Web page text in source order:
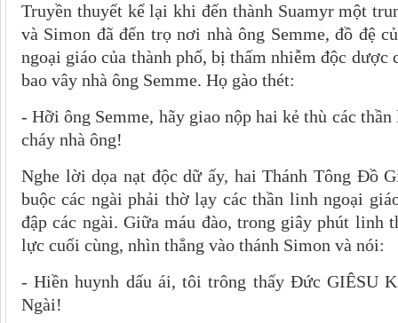
Truyền thuyết kể lại khi đến thành Suamyr một
và Simon đã đến trọ nơi nhà ông Semme, đồ đệ
ngoại giáo của thành phố, bị thấm nhiễm độc dược
bao vây nhà ông Semme. Họ gào thét:
- Hỡi ông Semme, hãy giao nộp hai kẻ thù các
cháy nhà ông!
Nghe lời dọa nạt độc dữ ấy, hai Thánh Tông Đồ
buộc các ngài phải thờ lạy các thần linh ngoại
đập các ngài. Giữa máu đào, trong giây phút linh
lực cuối cùng, nhìn thẳng vào thánh Simon và nói:
- Hiền huynh dấu ái, tôi trông thấy Đức GIÊSU
Ngài!